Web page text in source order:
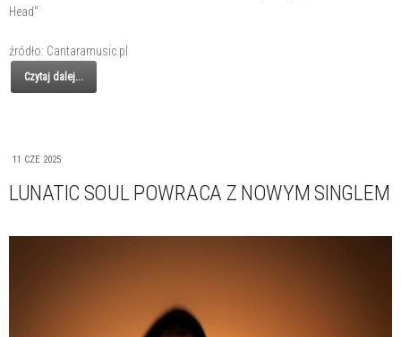
Head"
źródło: Cantaramusic.pl
Czytaj dalej...
11 CZE 2025
LUNATIC SOUL POWRACA Z NOWYM SINGLEM